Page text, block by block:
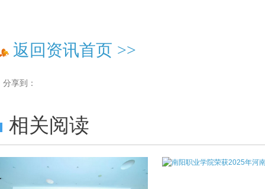
返回资讯首页 >>
分享到：
相关阅读